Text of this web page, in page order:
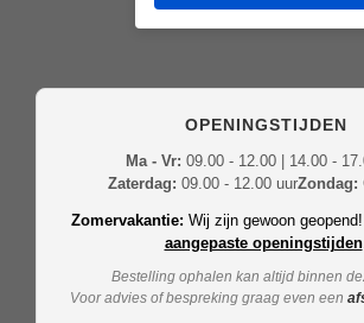
OPENINGSTIJDEN
Ma - Vr: 09.00 - 12.00 | 14.00 -
Zaterdag: 09.00 - 12.00 uurZondag:
Zomervakantie: Wij zijn gewoon
aangepaste openingstijden
Bestelling ophalen kan altijd binnen
Voor advies of bespreking graag even een